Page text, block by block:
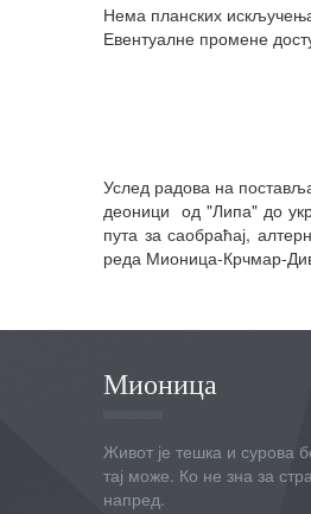
Нема планских
Евентуалне промене
Услед радова на
деоници од "Липа" до
пута за саобраћај,
реда Мионица-Крчмар-
Мионица
Живот је тешка и сурова
тај може. Ко не зна за
напред.